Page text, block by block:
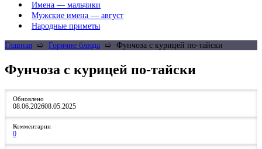
Имена — мальчики
Мужские имена — август
Народные приметы
Главная ➯ Горячие блюда ➯ Фунчоза с курицей по-тайски
Фунчоза с курицей по-тайски
Обновлено
08.06.202608.05.2025
Комментарии
0